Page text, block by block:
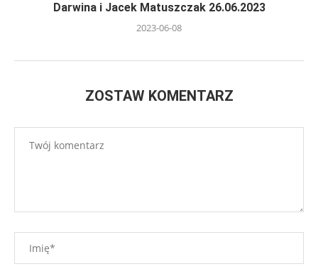
Darwina i Jacek Matuszczak 26.06.2023
2023-06-08
ZOSTAW KOMENTARZ